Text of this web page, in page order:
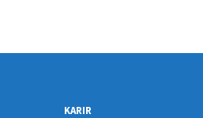
KARIR